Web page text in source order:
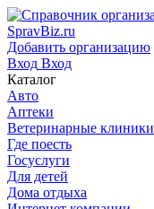
SpravBiz.ru
Добавить организацию
Вход Вход
Каталог
Авто
Аптеки
Ветеринарные клиники
Где поесть
Госуслуги
Для детей
Дома отдыха